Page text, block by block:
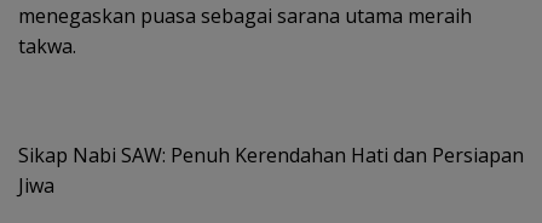
menegaskan puasa sebagai sarana utama meraih
takwa.
Sikap Nabi SAW: Penuh Kerendahan Hati dan Persiapan
Jiwa